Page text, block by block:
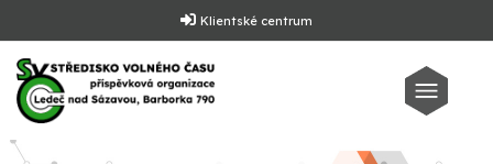
Klientské centrum